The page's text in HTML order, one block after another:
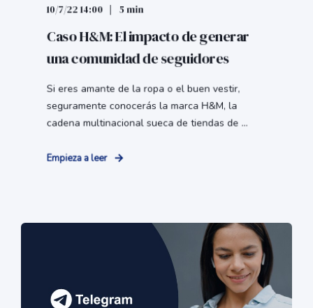
10/7/22 14:00 5 min
Caso H&M: El impacto de generar
una comunidad de seguidores
Si eres amante de la ropa o el buen vestir,
seguramente conocerás la marca H&M, la
cadena multinacional sueca de tiendas de ...
Empieza a leer